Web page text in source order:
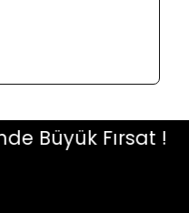
Fırsat !